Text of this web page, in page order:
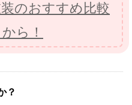
のおすすめ比較
ら！
？